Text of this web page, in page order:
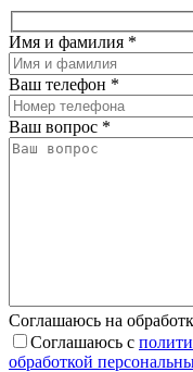
Имя и фамилия *
Ваш телефон *
Ваш вопрос *
Соглашаюсь на
Соглашаюсь с
обработкой